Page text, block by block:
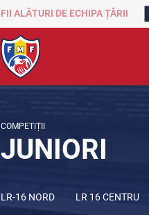
FII ALĂTURI DE ECHIPA ȚĂRII
COMPETIȚII
JUNIORI
LR-16 NORD LR 16 CENTRU